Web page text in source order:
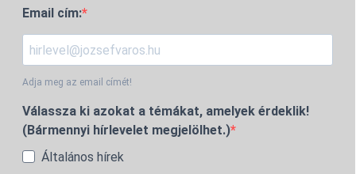
Email cím:
Adja meg az email címét!
Válassza ki azokat a témákat, amelyek érdeklik!
(Bármennyi hírlevelet megjelölhet.)
Általános hírek